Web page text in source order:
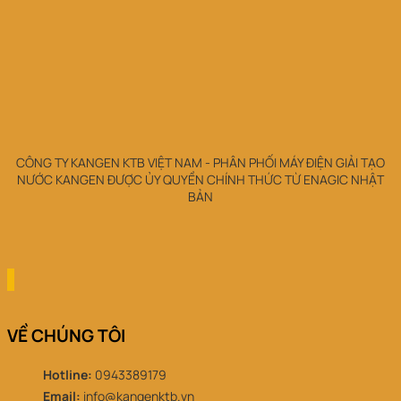
CÔNG TY KANGEN KTB VIỆT NAM - PHÂN PHỐI MÁY ĐIỆN GIẢI TẠO
NƯỚC KANGEN ĐƯỢC ỦY QUYỀN CHÍNH THỨC TỪ ENAGIC NHẬT
BẢN
VỀ CHÚNG TÔI
Hotline: 0943389179
Email: info@kangenktb.vn